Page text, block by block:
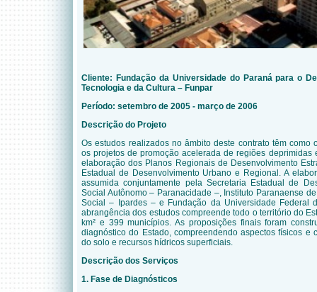
Cliente: Fundação da Universidade do Paraná para o
Tecnologia e da Cultura – Funpar
Período: setembro de 2005 - março de 2006
Descrição do Projeto
Os estudos realizados no âmbito deste contrato têm como
os projetos de promoção acelerada de regiões
elaboração dos Planos Regionais de Desenvolvimento
Estadual de Desenvolvimento Urbano e Regional. A
assumida conjuntamente pela Secretaria Estadual de
Social Autônomo – Paranacidade –, Instituto Paranaense
Social – Ipardes – e Fundação da Universidade Federal
abrangência dos estudos compreende todo o território do
km² e 399 municípios. As proposições finais foram
diagnóstico do Estado, compreendendo aspectos físicos e
do solo e recursos hídricos superficiais.
Descrição dos Serviços
1. Fase de Diagnósticos